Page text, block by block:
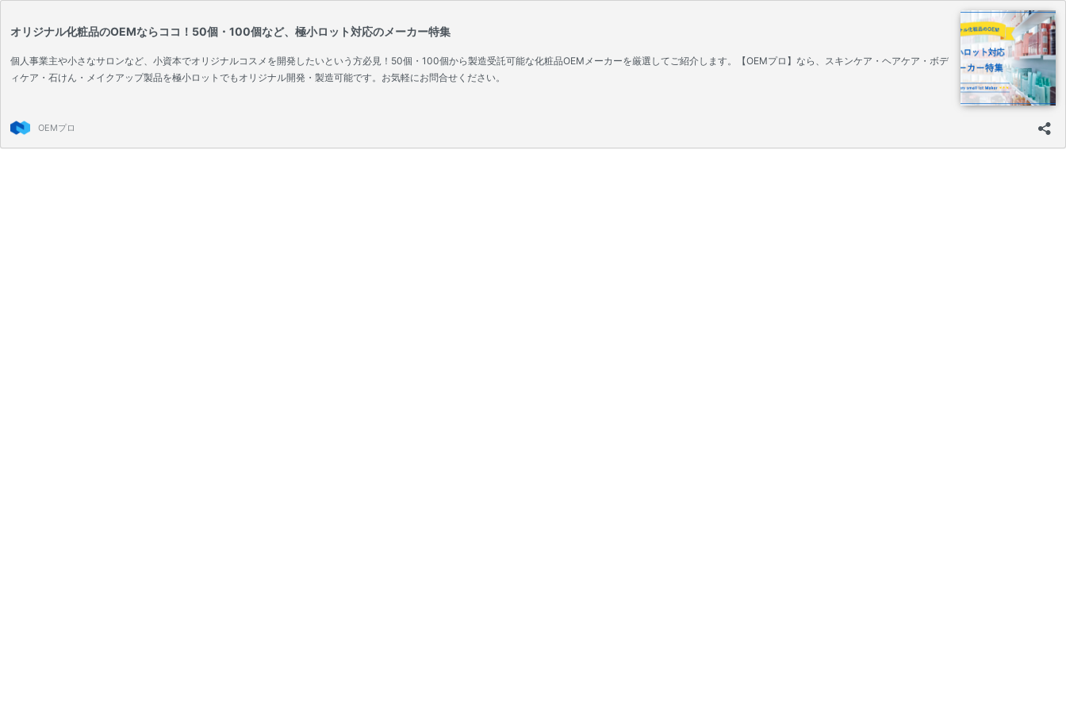
オリジナル化粧品のOEMならココ！50個・100個など、極小ロット対応のメーカー特集
個人事業主や小さなサロンなど、小資本でオリジナルコスメを開発したいという方必見！50個・100個から製造受託可能な化粧品OEMメーカーを厳選してご紹介します。【OEMプロ】なら、スキンケア・ヘアケア・ボデ
ィケア・石けん・メイクアップ製品を極小ロットでもオリジナル開発・製造可能です。お気軽にお問合せください。
OEMプロ